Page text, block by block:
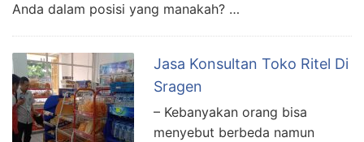
Anda dalam posisi yang manakah? …
Jasa Konsultan Toko Ritel Di
Sragen
– Kebanyakan orang bisa
menyebut berbeda namun